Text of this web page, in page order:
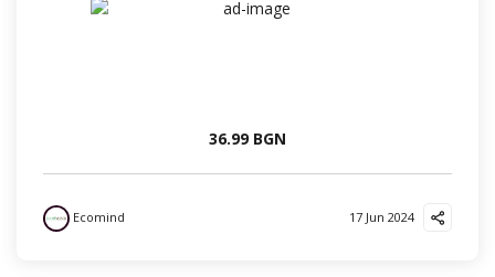
36.99 BGN
Ecomind 17 Jun 2024